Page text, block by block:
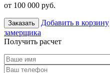
от 100 000 руб.
Заказать Добавить в корзину
замерщика
Получить расчет